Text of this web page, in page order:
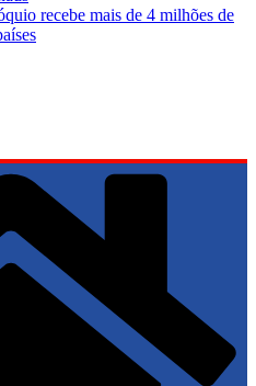
recebe mais de 4 milhões de